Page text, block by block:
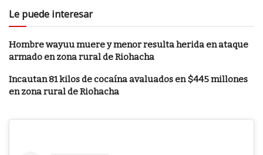
Le puede interesar
Hombre wayuu muere y menor resulta herida en ataque
armado en zona rural de Riohacha
Incautan 81 kilos de cocaína avaluados en $445 millones
en zona rural de Riohacha